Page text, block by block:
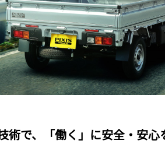
術で、「働く」に安全・安心